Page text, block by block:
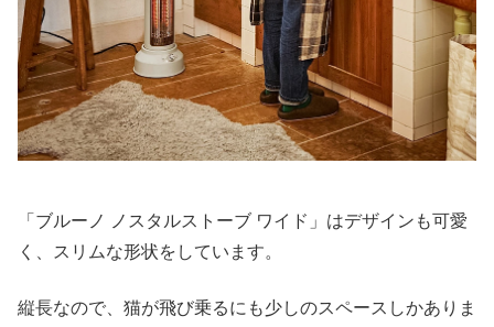
「 ブルーノ ノスタルストーブ ワイド」はデザインも可愛
く、スリムな形状をしています。
縦長なので、猫が飛び乗るにも少しのスペースしかありま